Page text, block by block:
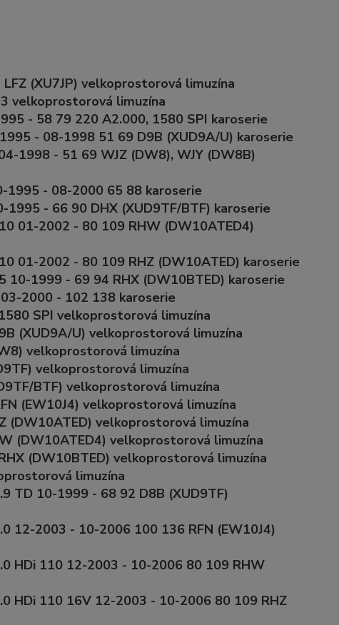
(XU7JP) velkoprostorová limuzína
velkoprostorová limuzína
- 58 79 220 A2.000, 1580 SPI karoserie
1995 - 08-1998 51 69 D9B (XUD9A/U) karoserie
1998 - 51 69 WJZ (DW8), WJY (DW8B)
1995 - 08-2000 65 88 karoserie
1995 - 66 90 DHX (XUD9TF/BTF) karoserie
01-2002 - 80 109 RHW (DW10ATED4)
01-2002 - 80 109 RHZ (DW10ATED) karoserie
10-1999 - 69 94 RHX (DW10BTED) karoserie
03-2000 - 102 138 karoserie
SPI velkoprostorová limuzína
(XUD9A/U) velkoprostorová limuzína
velkoprostorová limuzína
velkoprostorová limuzína
BTF) velkoprostorová limuzína
(EW10J4) velkoprostorová limuzína
(DW10ATED) velkoprostorová limuzína
(DW10ATED4) velkoprostorová limuzína
(DW10BTED) velkoprostorová limuzína
limuzína
TD 10-1999 - 68 92 D8B (XUD9TF)
12-2003 - 10-2006 100 136 RFN (EW10J4)
HDi 110 12-2003 - 10-2006 80 109 RHW
HDi 110 16V 12-2003 - 10-2006 80 109 RHZ